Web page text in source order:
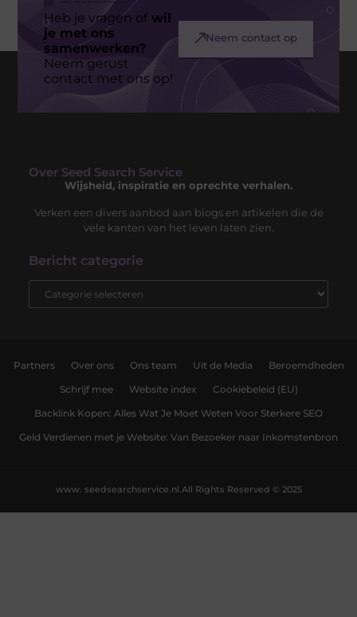
Heb je vragen ofwil
je met ons
samenwerken?
Neem gerust
contact met ons op!
Neem contact op
Over Seed Search Service
Wijsheid, inspiratie en oprechte verhalen.
Verken een divers aanbod aan blogs en artikelen die de
vele kanten van het leven laten zien.
Bericht categorie
Partners Over ons Ons team Uit de Media Beroemdheden
Schrijf mee Website index Cookiebeleid (EU)
Backlink Kopen: Alles Wat Je Moet Weten Voor Sterkere SEO
Geld Verdienen met je Website: Van Bezoeker naar Inkomstenbron
All Rights Reserved © 2025
www. seedsearchservice.nl.